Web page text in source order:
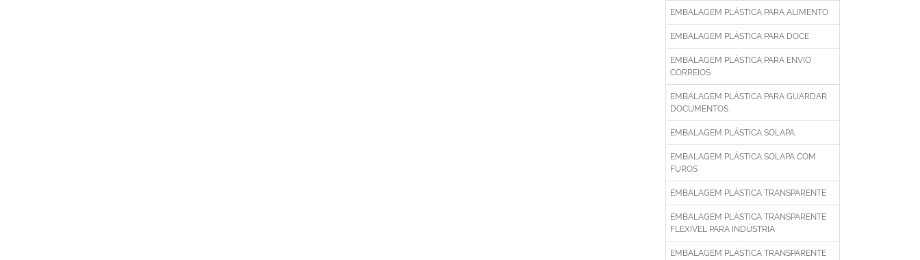
EMBALAGEM PLÁSTICA PARA ALIMENTO
EMBALAGEM PLÁSTICA PARA DOCE
EMBALAGEM PLÁSTICA PARA ENVIO
CORREIOS
EMBALAGEM PLÁSTICA PARA GUARDAR
DOCUMENTOS
EMBALAGEM PLÁSTICA SOLAPA
EMBALAGEM PLÁSTICA SOLAPA COM
FUROS
EMBALAGEM PLÁSTICA TRANSPARENTE
EMBALAGEM PLÁSTICA TRANSPARENTE
FLEXÍVEL PARA INDÚSTRIA
EMBALAGEM PLÁSTICA TRANSPARENTE